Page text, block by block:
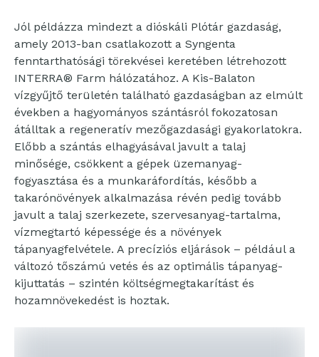
Jól példázza mindezt a dióskáli Plótár gazdaság,
amely 2013-ban csatlakozott a Syngenta
fenntarthatósági törekvései keretében létrehozott
INTERRA® Farm hálózatához. A Kis-Balaton
vízgyűjtő területén található gazdaságban az elmúlt
években a hagyományos szántásról fokozatosan
átálltak a regeneratív mezőgazdasági gyakorlatokra.
Előbb a szántás elhagyásával javult a talaj
minősége, csökkent a gépek üzemanyag-
fogyasztása és a munkaráfordítás, később a
takarónövények alkalmazása révén pedig tovább
javult a talaj szerkezete, szervesanyag-tartalma,
vízmegtartó képessége és a növények
tápanyagfelvétele. A precíziós eljárások – például a
változó tőszámú vetés és az optimális tápanyag-
kijuttatás – szintén költségmegtakarítást és
hozamnövekedést is hoztak.